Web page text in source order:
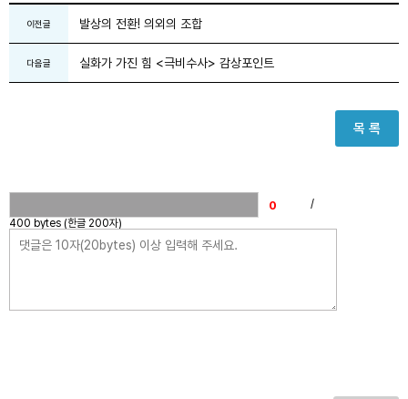
이전글 발상의 전환! 의외의 조합
다음글 실화가 가진 힘 <극비수사> 감상포인트
목 록
/
400 bytes (한글 200자)